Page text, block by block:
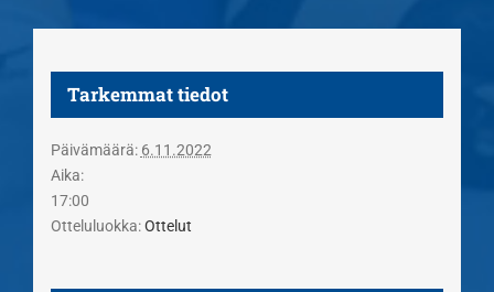
Tarkemmat tiedot
Päivämäärä: 6.11.2022
Aika:
17:00
Otteluluokka: Ottelut